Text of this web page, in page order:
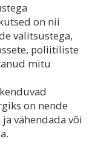
on nii
valitsustega,
poliitiliste
mitu
on nende
vähendada või